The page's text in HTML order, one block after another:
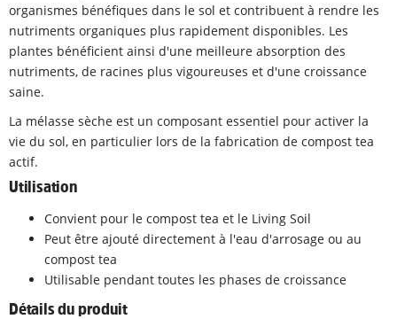
organismes bénéfiques dans le sol et contribuent à rendre les
nutriments organiques plus rapidement disponibles. Les
plantes bénéficient ainsi d'une meilleure absorption des
nutriments, de racines plus vigoureuses et d'une croissance
saine.
La mélasse sèche est un composant essentiel pour activer la
vie du sol, en particulier lors de la fabrication de compost tea
actif.
Utilisation
Convient pour le compost tea et le Living Soil
Peut être ajouté directement à l'eau d'arrosage ou au
compost tea
Utilisable pendant toutes les phases de croissance
Détails du produit